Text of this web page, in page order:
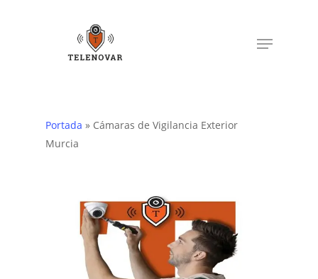
Menu
Portada » Cámaras de Vigilancia Exterior
Murcia